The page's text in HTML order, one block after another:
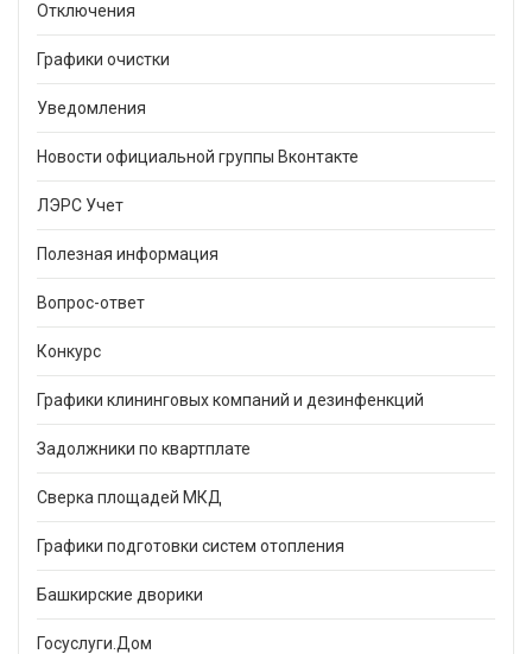
Отключения
Графики очистки
Уведомления
Новости официальной группы Вконтакте
ЛЭРС Учет
Полезная информация
Вопрос-ответ
Конкурс
Графики клининговых компаний и дезинфенкций
Задолжники по квартплате
Сверка площадей МКД
Графики подготовки систем отопления
Башкирские дворики
Госуслуги.Дом